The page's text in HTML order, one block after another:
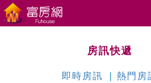
房訊快遞
即時房訊
熱門房